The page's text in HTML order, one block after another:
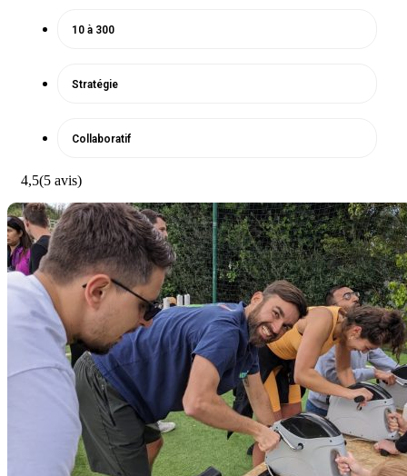
10 à 300
Stratégie
Collaboratif
4,5(5 avis)